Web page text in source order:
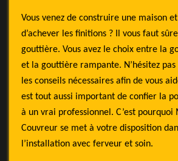
Vous venez de construire une maison
d’achever les finitions ? Il vous faut
gouttière. Vous avez le choix entre la
et la gouttière rampante. N’hésitez
les conseils nécessaires afin de vous
est tout aussi important de confier la
à un vrai professionnel. C’est pourquoi
Couvreur se met à votre disposition
l’installation avec ferveur et soin.